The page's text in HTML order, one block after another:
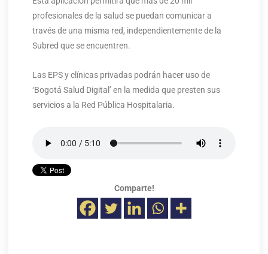
profesionales de la salud se puedan comunicar a
través de una misma red, independientemente de la
Subred que se encuentren.
Las EPS y clínicas privadas podrán hacer uso de
‘Bogotá Salud Digital’ en la medida que presten sus
servicios a la Red Pública Hospitalaria.
Comparte!